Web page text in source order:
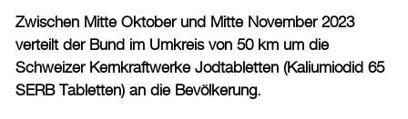
Wirtschaft
Aktuelles
Zwischen Mitte Oktober und Mitte November 2023
verteilt der Bund im Umkreis von 50 km um die
Schweizer Kernkraftwerke Jodtabletten (Kaliumiodid 65
SERB Tabletten) an die Bevölkerung.